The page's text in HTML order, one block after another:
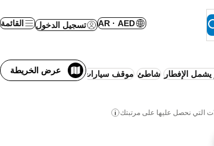
AR · AED تسجيل الدخول القائمة
يشمل الإفطار شاطئ موقف سيارات اليوجا
عرض الخريطة
التي نحصل عليها على مرتبتك
Add